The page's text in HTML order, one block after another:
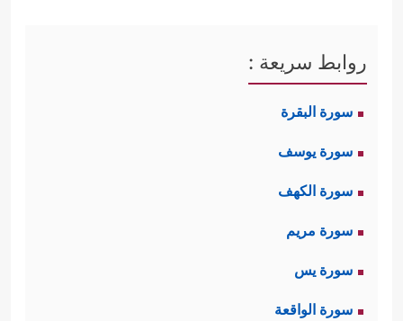
روابط سريعة :
سورة البقرة
سورة يوسف
سورة الكهف
سورة مريم
سورة يس
سورة الواقعة